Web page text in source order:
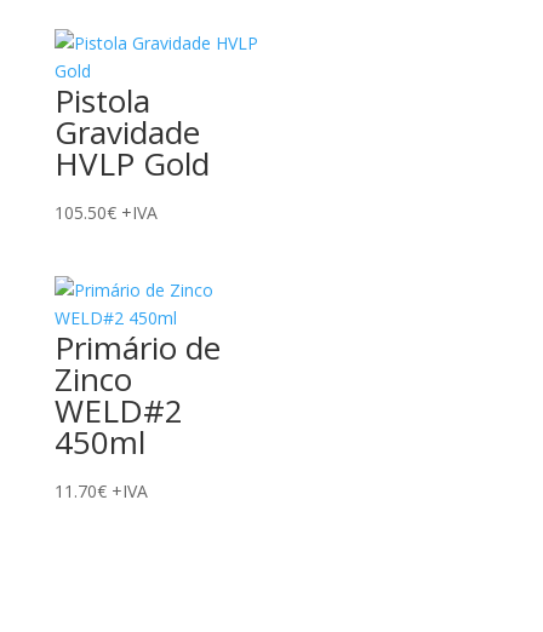
Pistola
Gravidade
HVLP Gold
105.50€ +IVA
Primário de
Zinco
WELD#2
450ml
11.70€ +IVA